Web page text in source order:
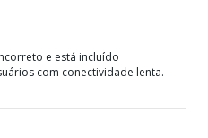
e está incluído
com conectividade lenta.